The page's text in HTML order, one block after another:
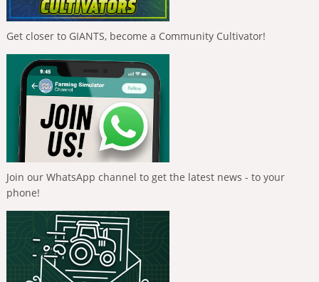
Get closer to GIANTS, become a Community Cultivator!
Join our WhatsApp channel to get the latest news - to your
phone!